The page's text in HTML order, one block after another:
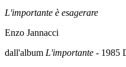
L'importante è esagerare
Enzo Jannacci
dall'album L'importante - 1985